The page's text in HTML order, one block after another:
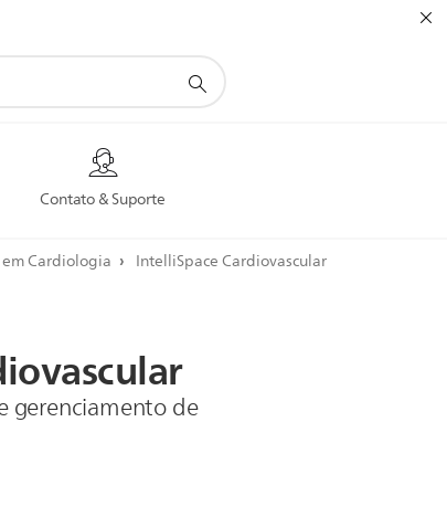
Contato & Suporte
Cardiologia IntelliSpace Cardiovascular
gerenciamento de